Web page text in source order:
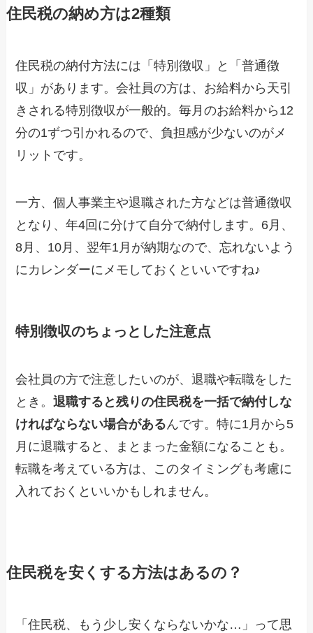
住民税の納め方は2種類
住民税の納付方法には「特別徴収」と「普通徴
収」があります。会社員の方は、お給料から天引
きされる特別徴収が一般的。毎月のお給料から12
分の1ずつ引かれるので、負担感が少ないのがメ
リットです。
一方、個人事業主や退職された方などは普通徴収
となり、年4回に分けて自分で納付します。6月、
8月、10月、翌年1月が納期なので、忘れないよう
にカレンダーにメモしておくといいですね♪
特別徴収のちょっとした注意点
会社員の方で注意したいのが、退職や転職をした
とき。退職すると残りの住民税を一括で納付しな
ければならない場合があるんです。特に1月から5
月に退職すると、まとまった金額になることも。
転職を考えている方は、このタイミングも考慮に
入れておくといいかもしれません。
住民税を安くする方法はあるの？
「住民税、もう少し安くならないかな…」って思